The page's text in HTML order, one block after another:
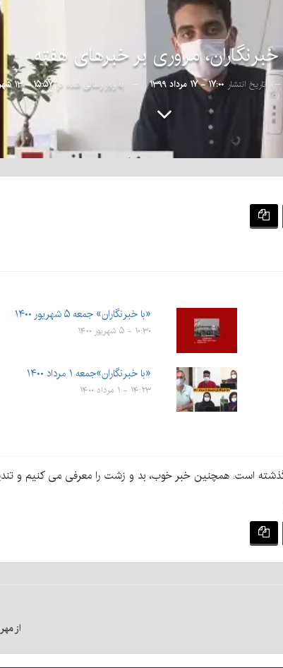
خبرنگاران، مروری بر خبرهای هفته
تاریخ انتشار ۱۷:۰۰ - ۱۷ مرداد ۱۳۹۹ به روز رسانی شده در۱۵:۵۷ - ۱۳ شهریور ۱۳۹۹
«با خبرنگاران» جمعه ۵ شهریور ۱۴۰۰
۱۰:۳۰ - ۵ شهریور ۱۴۰۰
«با خبرنگاران»جمعه ۱ مرداد ۱۴۰۰
۱۴:۲۳ - ۱ مرداد ۱۴۰۰
است. همچنین خبر خوب، بد و زشت را معرفی می کنیم و
از